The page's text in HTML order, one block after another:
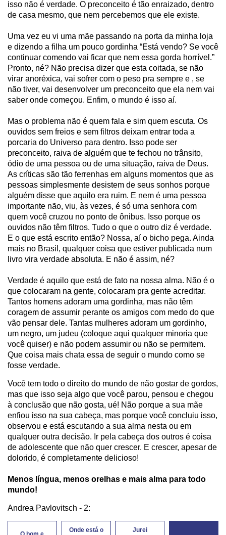
isso não é verdade. O preconceito é tão enraizado, dentro
de casa mesmo, que nem percebemos que ele existe.
Uma vez eu vi uma mãe passando na porta da minha loja
e dizendo a filha um pouco gordinha “Está vendo? Se você
continuar comendo vai ficar que nem essa gorda horrível.”
Pronto, né? Não precisa dizer que esta coitada, se não
virar anoréxica, vai sofrer com o peso pra sempre e , se
não tiver, vai desenvolver um preconceito que ela nem vai
saber onde começou. Enfim, o mundo é isso aí.
Mas o problema não é quem fala e sim quem escuta. Os
ouvidos sem freios e sem filtros deixam entrar toda a
porcaria do Universo para dentro. Isso pode ser
preconceito, raiva de alguém que te fechou no trânsito,
ódio de uma pessoa ou de uma situação, raiva de Deus.
As críticas são tão ferrenhas em alguns momentos que as
pessoas simplesmente desistem de seus sonhos porque
alguém disse que aquilo era ruim. E nem é uma pessoa
importante não, viu, às vezes, é só uma senhora com
quem você cruzou no ponto de ônibus. Isso porque os
ouvidos não têm filtros. Tudo o que o outro diz é verdade.
E o que está escrito então? Nossa, aí o bicho pega. Ainda
mais no Brasil, qualquer coisa que estiver publicada num
livro vira verdade absoluta. E não é assim, né?
Verdade é aquilo que está de fato na nossa alma. Não é o
que colocaram na gente, colocaram pra gente acreditar.
Tantos homens adoram uma gordinha, mas não têm
coragem de assumir perante os amigos com medo do que
vão pensar dele. Tantas mulheres adoram um gordinho,
um negro, um judeu (coloque aqui qualquer minoria que
você quiser) e não podem assumir ou não se permitem.
Que coisa mais chata essa de seguir o mundo como se
fosse verdade.
Você tem todo o direito do mundo de não gostar de gordos,
mas que isso seja algo que você parou, pensou e chegou
à conclusão que não gosta, ué! Não porque a sua mãe
enfiou isso na sua cabeça, mas porque você concluiu isso,
observou e está escutando a sua alma nesta ou em
qualquer outra decisão. Ir pela cabeça dos outros é coisa
de adolescente que não quer crescer. E crescer, apesar de
dolorido, é completamente delicioso!
Menos língua, menos orelhas e mais alma para todo
mundo!
Andrea Pavlovitsch - 2:
Onde está o
Jurei